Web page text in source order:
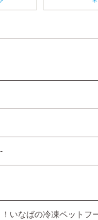
いなばの冷凍ペットフ